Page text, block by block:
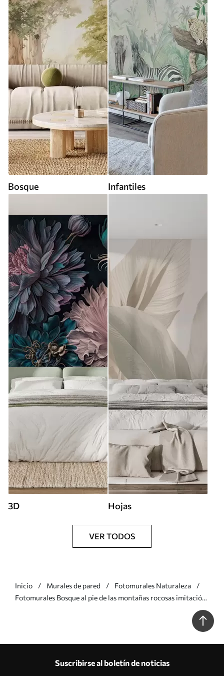
Bosque Infantiles
3D Hojas
VER TODOS
Inicio Murales de pared
Fotomurales Naturaleza
Fotomurales Bosque al pie de las montañas rocosas imitación
Suscribirse al boletín de noticias